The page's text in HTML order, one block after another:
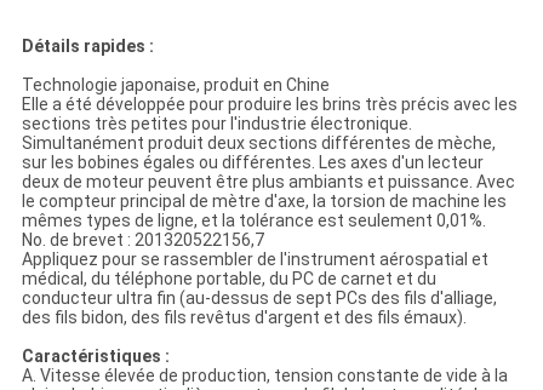
PRIVACY
POLICY
Détails rapides :
Technologie japonaise, produit en Chine
Elle a été développée pour produire les brins très précis avec les
sections très petites pour l'industrie électronique.
Simultanément produit deux sections différentes de mèche,
sur les bobines égales ou différentes. Les axes d'un lecteur
deux de moteur peuvent être plus ambiants et puissance. Avec
le compteur principal de mètre d'axe, la torsion de machine les
mêmes types de ligne, et la tolérance est seulement 0,01%.
No. de brevet : 201320522156,7
Appliquez pour se rassembler de l'instrument aérospatial et
médical, du téléphone portable, du PC de carnet et du
conducteur ultra fin (au-dessus de sept PCs des fils d'alliage,
des fils bidon, des fils revêtus d'argent et des fils émaux).
Caractéristiques :
A. Vitesse élevée de production, tension constante de vide à la